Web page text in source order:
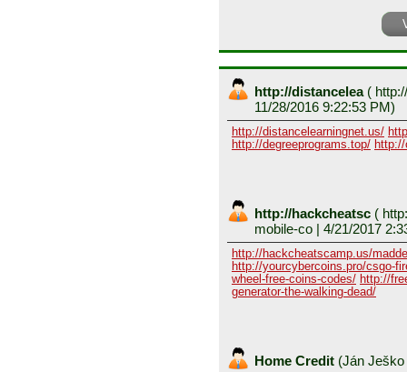
http://distancelea (
11/28/2016 9:22:53 PM)
http://distancelearningnet.us/
http://degreeprograms.top/
http://hackcheatsc (
mobile-co | 4/21/2017
http://hackcheatscamp.us/
http://yourcybercoins.pro/csgo-
wheel-free-coins-codes/ http://
generator-the-walking-dead/
Home Credit (Ján Ješko